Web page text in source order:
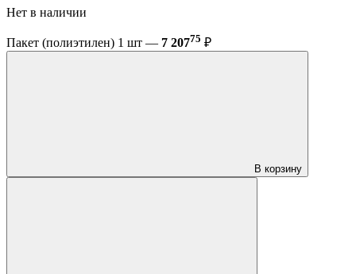
Нет в наличии
Пакет (полиэтилен) 1 шт — 7 20775 ₽
В корзину